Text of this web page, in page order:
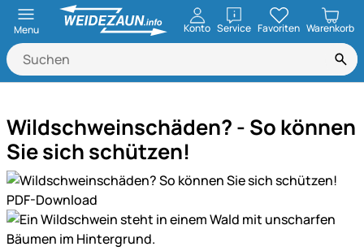
Menu Konto ServiceöffnenFavoriten Warenkorb
Wildschweinschäden? - So können
Sie sich schützen!